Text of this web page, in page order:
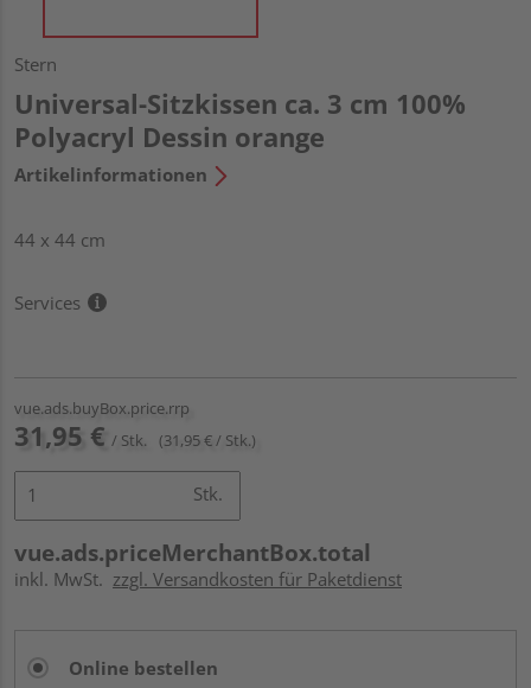
Stern
Universal-Sitzkissen ca. 3 cm 100%
Polyacryl Dessin orange
Artikelinformationen
44 x 44 cm
Services
vue.ads.buyBox.price.rrp
31,95 € / Stk. (31,95 € / Stk.)
Stk.
vue.ads.priceMerchantBox.total
inkl. MwSt. zzgl. Versandkosten für Paketdienst
Online bestellen